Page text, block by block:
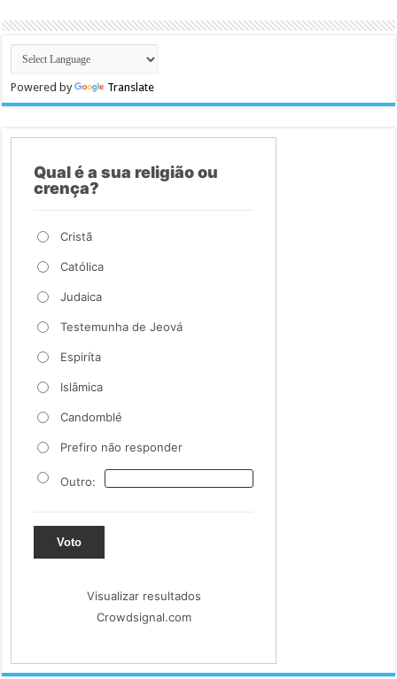
Powered by Translate
Qual é a sua religião ou
crença?
Cristã
Católica
Judaica
Testemunha de Jeová
Espiríta
Islâmica
Candomblé
Prefiro não responder
Outro:
Voto
Visualizar resultados
Crowdsignal.com